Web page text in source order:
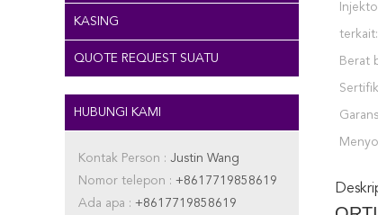
KASING
QUOTE REQUEST SUATU
HUBUNGI KAMI
Kontak Person : Justin Wang
Nomor telepon : +8617719858619
Ada apa : +8617719858619
terkait:
Berat